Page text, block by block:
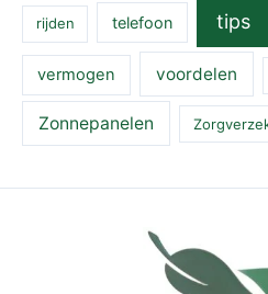
rijden telefoon tips
vermogen voordelen
Zonnepanelen